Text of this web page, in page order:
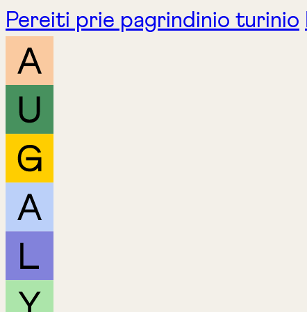
Pereiti prie pagrindinio turinio